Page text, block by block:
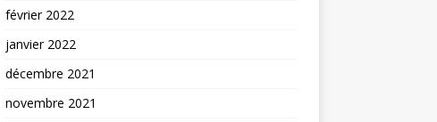
février 2022
janvier 2022
décembre 2021
novembre 2021